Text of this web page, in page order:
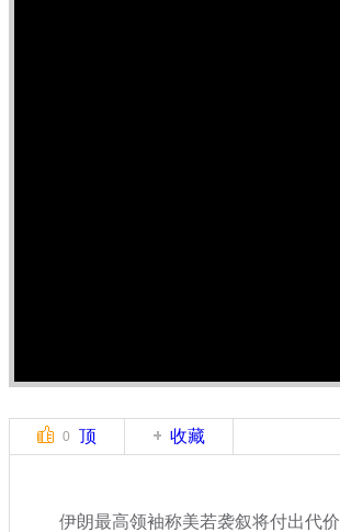
0 顶 收藏
伊朗最高领袖称美若袭叙将付出代价